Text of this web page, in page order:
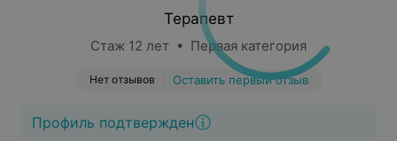
Терапевт
Стаж 12 лет • Первая категория
Нет отзывов Оставить первый отзыв
Профиль подтвержден